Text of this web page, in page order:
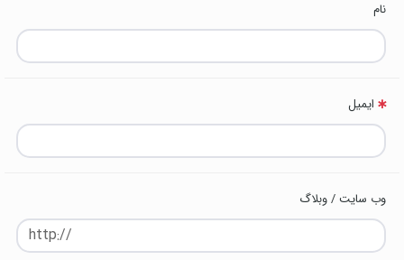
نام
ایمیل
وب سایت / وبلاگ